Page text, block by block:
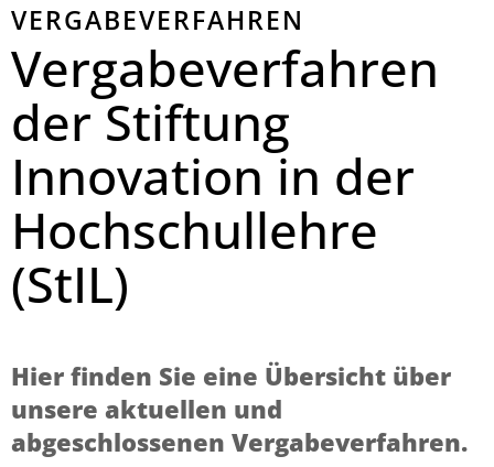
VERGABEVERFAHREN
Vergabeverfahren
der Stiftung
Innovation in der
Hochschullehre
(StIL)
Hier finden Sie eine Übersicht über
unsere aktuellen und
abgeschlossenen Vergabeverfahren.